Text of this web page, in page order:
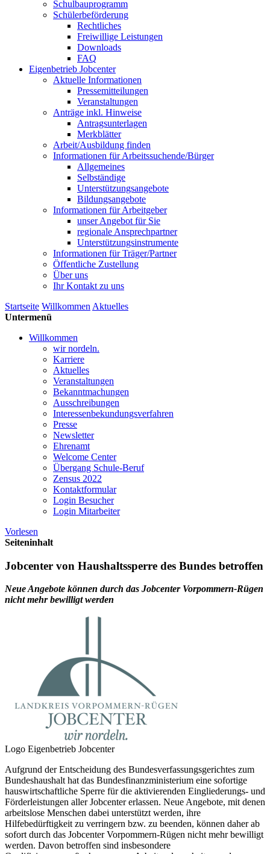
Schulbauprogramm
Schülerbeförderung
Rechtliches
Freiwillige Leistungen
Downloads
FAQ
Eigenbetrieb Jobcenter
Aktuelle Informationen
Pressemitteilungen
Veranstaltungen
Anträge inkl. Hinweise
Antragsunterlagen
Merkblätter
Arbeit/Ausbildung finden
Informationen für Arbeitssuchende/Bürger
Allgemeines
Selbständige
Unterstützungs­angebote
Bildungsangebote
Informationen für Arbeitgeber
unser Angebot für Sie
regionale Ansprechpartner
Unterstützungs­instrumente
Informationen für Träger/Partner
Öffentliche Zustellung
Über uns
Ihr Kontakt zu uns
Startseite Willkommen Aktuelles
Untermenü
Willkommen
wir nordeln.
Karriere
Aktuelles
Veranstaltungen
Bekanntmachungen
Ausschreibungen
Interessen­bekundungsverfahren
Presse
Newsletter
Ehrenamt
Welcome Center
Übergang Schule-Beruf
Zensus 2022
Kontaktformular
Login Besucher
Login Mitarbeiter
Vorlesen
Seiteninhalt
Jobcenter von Haushaltssperre des Bundes betroffen
Neue Angebote können durch das Jobcenter Vorpommern-Rügen
nicht mehr bewilligt werden
Logo Eigenbetrieb Jobcenter
Aufgrund der Entscheidung des Bundesverfassungsgerichtes zum
Bundeshaushalt hat das Bundesfinanzministerium eine sofortige
hauswirtschaftliche Sperre für die aktivierenden Eingliederungs- und
Förderleistungen aller Jobcenter erlassen. Neue Angebote, mit denen
arbeitslose Menschen dabei unterstützt werden, ihre
Hilfebedürftigkeit zu verringern bzw. zu beenden, können daher ab
sofort durch das Jobcenter Vorpommern-Rügen nicht mehr bewilligt
werden. Davon betroffen sind insbesondere